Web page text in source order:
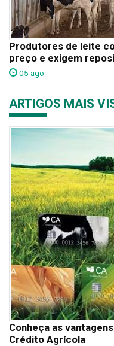
Produtores de leite
preço e exigem
05 ago
ARTIGOS MAIS
Conheça as
Crédito Agrícola